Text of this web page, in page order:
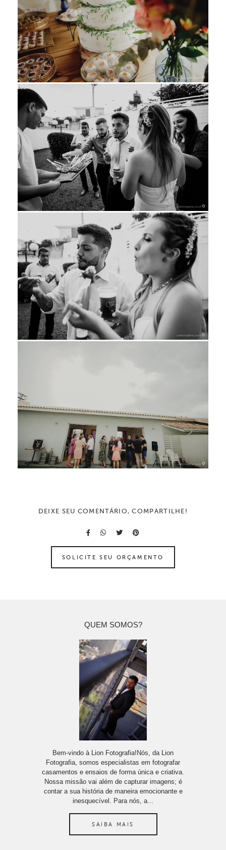
DEIXE SEU COMENTÁRIO, COMPARTILHE!
SOLICITE SEU ORÇAMENTO
QUEM SOMOS?
Bem-vindo à Lion Fotografia!Nós, da Lion
Fotografia, somos especialistas em fotografar
casamentos e ensaios de forma única e criativa.
Nossa missão vai além de capturar imagens; é
contar a sua história de maneira emocionante e
inesquecível. Para nós, a...
SAIBA MAIS